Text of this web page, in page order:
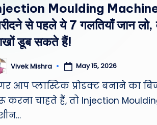
Moulding
से पहले ये 7 गलतियाँ जान लो,
डूब सकते हैं!
Vivek Mishra May 15, 2026
आप प्लास्टिक प्रोडक्ट बनाने का
करना चाहते हैं, तो Injection